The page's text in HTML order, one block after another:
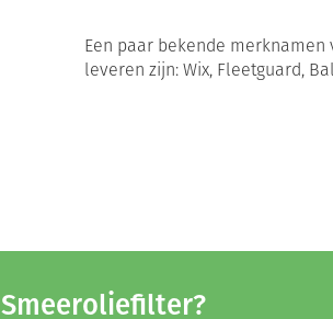
Een paar bekende
leveren zijn: Wix, Fleetguard,
Smeeroliefilter?